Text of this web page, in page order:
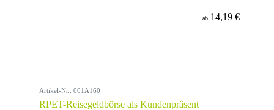
ab 14,19 €
Artikel-Nr.: 001A160
RPET-Reisegeldbörse als Kundenpräsent